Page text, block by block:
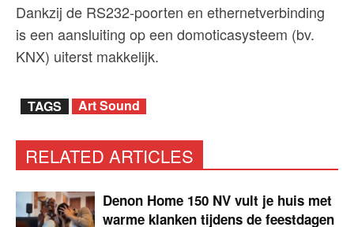
Dankzij de RS232-poorten en ethernetverbinding
is een aansluiting op een domoticasysteem (bv.
KNX) uiterst makkelijk.
TAGS Art Sound
RELATED ARTICLES
Denon Home 150 NV vult je huis met
warme klanken tijdens de feestdagen